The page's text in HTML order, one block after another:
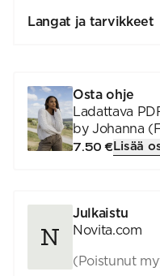
Langat ja tarvikkeet
Osta ohje
Ladattava
by Johanna
7.50 €Lisää
Julkaistu
Novita.com
(Poistunut